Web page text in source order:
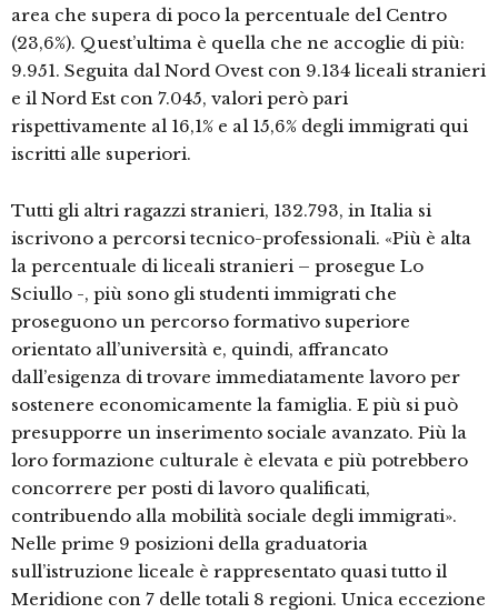
area che supera di poco la percentuale del Centro
(23,6%). Quest’ultima è quella che ne accoglie di più:
9.951. Seguita dal Nord Ovest con 9.134 liceali stranieri
e il Nord Est con 7.045, valori però pari
rispettivamente al 16,1% e al 15,6% degli immigrati qui
iscritti alle superiori.
Tutti gli altri ragazzi stranieri, 132.793, in Italia si
iscrivono a percorsi tecnico-professionali. «Più è alta
la percentuale di liceali stranieri – prosegue Lo
Sciullo -, più sono gli studenti immigrati che
proseguono un percorso formativo superiore
orientato all’università e, quindi, affrancato
dall’esigenza di trovare immediatamente lavoro per
sostenere economicamente la famiglia. E più si può
presupporre un inserimento sociale avanzato. Più la
loro formazione culturale è elevata e più potrebbero
concorrere per posti di lavoro qualificati,
contribuendo alla mobilità sociale degli immigrati».
Nelle prime 9 posizioni della graduatoria
sull’istruzione liceale è rappresentato quasi tutto il
Meridione con 7 delle totali 8 regioni. Unica eccezione